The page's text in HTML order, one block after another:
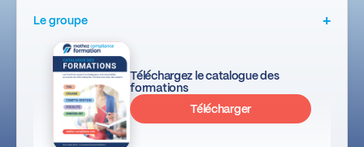
Le groupe +
Téléchargez le catalogue des
formations
Télécharger